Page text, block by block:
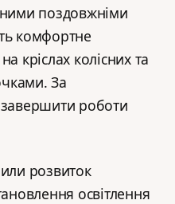
поздовжніми
комфортне
кріслах колісних та
За
роботи
розвиток
освітлення